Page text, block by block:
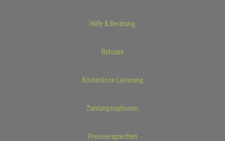
Hilfe & Beratung
Retoure
Kostenlose Lieferung
Zahlungsoptionen
Preisversprechen